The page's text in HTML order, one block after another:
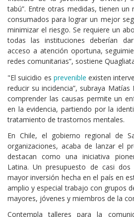
tabú”. Entre otras medidas, tienen
consumados para lograr un mejor
minimizar el riesgo. Se requiere un
todas las instituciones deberían
acceso a atención oportuna,
redes comunitarias”, sostiene
"El suicidio es prevenible existen
reducir su incidencia”, subraya Matías
comprender las causas permite un
en la evidencia, partiendo por la
tratamiento de trastornos mentales.
En Chile, el gobierno regional de
organizaciones, acaba de lanzar el
destacan como una iniciativa
Latina. Un presupuesto de casi
mayor inversión hecha en el país en
amplio y especial trabajo con grupos
mayores, jóvenes y miembros de la
Contempla talleres para la